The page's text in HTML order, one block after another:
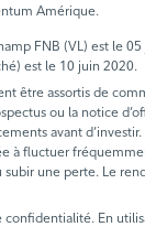
Amérique.
FNB (VL) est le
est le 10 juin 2020.
être assortis de
ou la notice
avant
à fluctuer
une perte. Le
En